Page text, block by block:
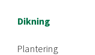
Dikning
Plantering